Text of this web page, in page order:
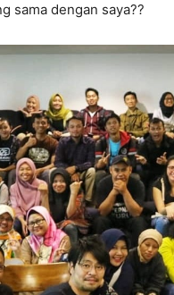
sama dengan saya??